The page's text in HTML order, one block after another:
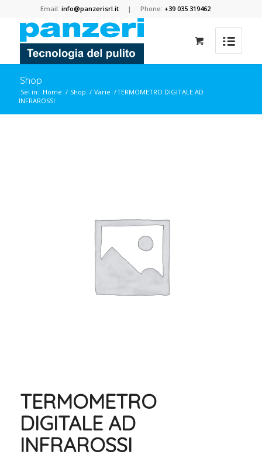
Email:info@panzerisrl.it | Phone:+39 035 319462
Shop
Sei in: Home / Shop / Varie /TERMOMETRO DIGITALE AD
INFRAROSSI
TERMOMETRO
DIGITALE AD
INFRAROSSI